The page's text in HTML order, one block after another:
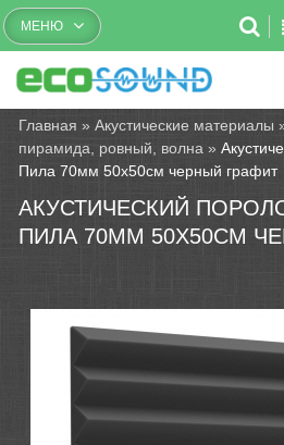
Бесплатный
МЕНЮ
Главная »Акустические материалы
пирамида, ровный, волна »
Пила 70мм 50х50см черный графит
АКУСТИЧЕСКИЙ
ПИЛА 70ММ 50Х50СМ